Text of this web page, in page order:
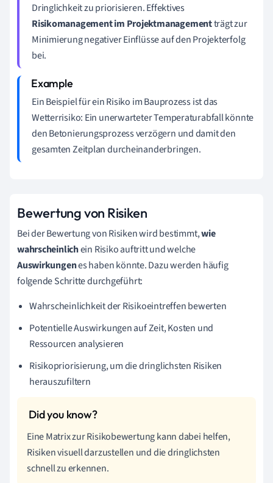
Dringlichkeit zu priorisieren. Effektives
Risikomanagement im Projektmanagementträgt zur
Minimierung negativer Einflüsse auf den Projekterfolg
bei.
Ein Beispiel für ein Risiko im Bauprozess ist das
Wetterrisiko: Ein unerwarteter Temperaturabfall könnte
den Betonierungsprozess verzögern und damit den
gesamten Zeitplan durcheinanderbringen.
Bewertung von Risiken
Bei der Bewertung von Risiken wird bestimmt,wie
wahrscheinlichein Risiko auftritt und welche
Auswirkungenes haben könnte. Dazu werden häufig
folgende Schritte durchgeführt:
Wahrscheinlichkeit der Risikoeintreffen bewerten
Potentielle Auswirkungen auf Zeit, Kosten und
Ressourcen analysieren
Risikopriorisierung, um die dringlichsten Risiken
herauszufiltern
Eine Matrix zur Risikobewertung kann dabei helfen,
Risiken visuell darzustellen und die dringlichsten
schnell zu erkennen.